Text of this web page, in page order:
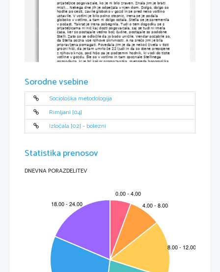
prijateljice pogovarjale, ko je ni bilo zraven. Znala jim je brati
misli... Nekega dne jih je odpeljala v njen dom. Dolgo, dolgo so
hodile po cesti, zavile globoko v gozd in se pred neko votlino
ustavile. V votlini je bilo polno stopnic, Irena se je podala
globoko v votlino, a tam ni dolgo ostala. Stella se je spremenila
v pošast. Takrat je Irena pobegnila. Tudi o tem dogodku se s
prijateljicama ni nič kaj dosti pogovarjala, saj se tudi ni imela
časa, ker so postajale vedno bolj čudne, postajale so podobne
Stelli. Zato so se odločile da jo bodo uničile. Vendar pozabile so,
da Stella pozna vse njihove skrivnosti. A na srečo jim je bila
pripravljena pomagati. Povedala jim je da je nekoč živela v tisti
grozni hiši, da je tam umrlo že 22 ljudi in da so stene prepojene
z njihovo krvjo, pod hišo pa je podzemni hodnik, ki vodi do tiste
votline v gozdu. Šle so v votlino in tam spoznale Stellinega
gospodarja, ki je bil kakor gromozanska, mesojeda bogomoljka.
še samo njihovi zadnji kriki.
Knjiga mi je bila zelo všeč, saj je bila polna zanimivih in napetih
poglavij, toliko je tudi načel, ki jih morajo spoštovati tisti, ki ne
hote vzpostavljajo stik z umrlimi. Na začetku vsakega poglavja
je bilo eno izmed načel. Vse se odvija z neko logiko, glavnim
junakinjam se magija maščuje za njihovo domišljavost in
vzvišenost, ves čas pa se jim ponujajo rešitve, ki jih ne znajo
izkoristit.
Sorodne vsebine
Sociološka metodologija
Rimljani [04]
Izločala [02] - bolezni
Statistika prenosov
DNEVNA PORAZDELITEV